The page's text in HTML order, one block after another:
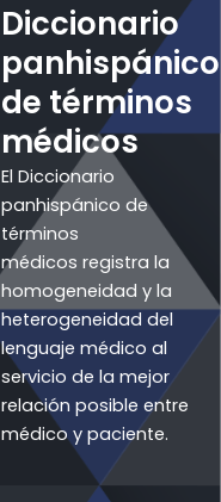
Diccionario
panhispánico
de términos
médicos
El Diccionario
panhispánico de
términos
médicos registra la
homogeneidad y la
heterogeneidad del
lenguaje médico al
servicio de la mejor
relación posible entre
médico y paciente.